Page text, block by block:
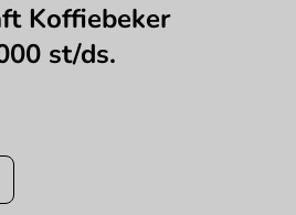
Koffiebeker
st/ds.